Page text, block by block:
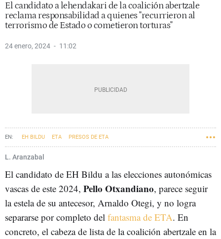
El candidato a lehendakari de la coalición abertzale
reclama responsabilidad a quienes "recurrieron al
terrorismo de Estado o cometieron torturas"
24 enero, 2024 11:02
EH BILDU ETA PRESOS DE ETA
ELECCIONES AUTONÓMICAS VASCAS 2024
L. Aranzabal
El candidato de EH Bildu a las elecciones autonómicas
vascas de este 2024, Pello Otxandiano, parece seguir
la estela de su antecesor, Arnaldo Otegi, y no logra
separarse por completo del fantasma de ETA. En
concreto, el cabeza de lista de la coalición abertzale en la